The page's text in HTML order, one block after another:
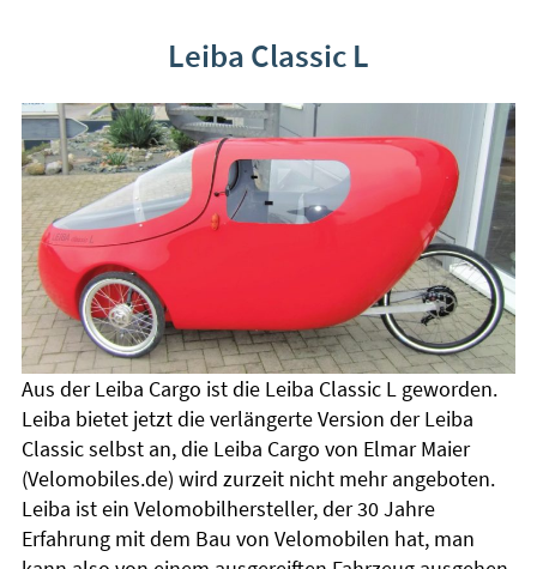
Leiba Classic L
Aus der Leiba Cargo ist die Leiba Classic L geworden.
Leiba bietet jetzt die verlängerte Version der Leiba
Classic selbst an, die Leiba Cargo von Elmar Maier
(Velomobiles.de) wird zurzeit nicht mehr angeboten.
Leiba ist ein Velomobilhersteller, der 30 Jahre
Erfahrung mit dem Bau von Velomobilen hat, man